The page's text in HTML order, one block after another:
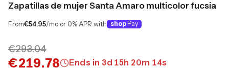
Zapatillas de mujer Santa Amaro multicolor fucsia
From€54.95/mo or 0% APR with shop Pay
€293.04
€219.78 Ends in 3d 15h 20m 13s